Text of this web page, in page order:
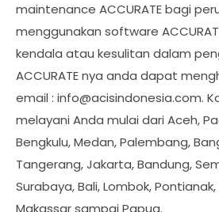
maintenance ACCURATE bagi
menggunakan software
kendala atau kesulitan dalam
ACCURATE nya anda dapat
email : info@acisindonesia.com.
melayani Anda mulai dari Aceh,
Bengkulu, Medan, Palembang,
Tangerang, Jakarta, Bandung,
Surabaya, Bali, Lombok,
Makassar sampai Papua.